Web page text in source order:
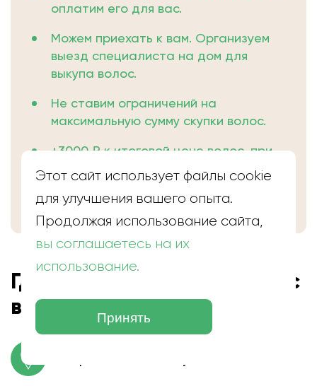
оплатим его для вас.
Можем приехать к вам. Организуем
выезд специалиста на дом для
выкупа волос.
Не ставим ограничений на
максимальную сумму скупки волос.
+3000 ₽ к итоговой цене волос, при
заключении сделки в день
Где находится скупка волос
в Краснознаменске
Этот сайт использует файлы cookie
для улучшения вашего опыта.
Продолжая использование сайта,
вы соглашаетесь на их
использование.
Принять